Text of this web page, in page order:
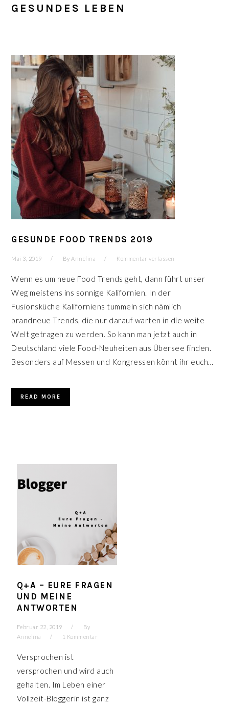
GESUNDES LEBEN
GESUNDE FOOD TRENDS 2019
Mai 3, 2019 ByAnnelina Kommentar verfassen
Wenn es um neue Food Trends geht, dann führt unser
Weg meistens ins sonnige Kalifornien. In der
Fusionsküche Kaliforniens tummeln sich nämlich
brandneue Trends, die nur darauf warten in die weite
Welt getragen zu werden. So kann man jetzt auch in
Deutschland viele Food-Neuheiten aus Übersee finden.
Besonders auf Messen und Kongressen könnt ihr euch…
READ MORE
Q+A – EURE FRAGEN
UND MEINE
ANTWORTEN
Februar 22, 2019
By
Annelina
1 Kommentar
Versprochen ist
versprochen und wird auch
gehalten. Im Leben einer
Vollzeit-Bloggerin ist ganz